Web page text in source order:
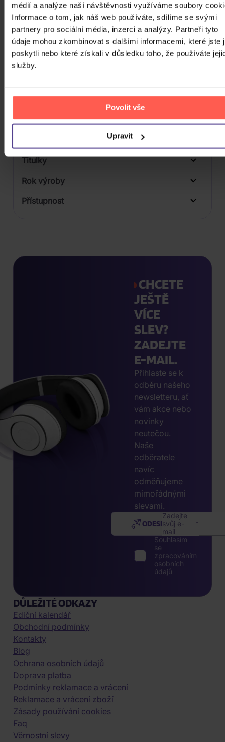
médií a analýze naší návštěvnosti využíváme soubory
Informace o tom, jak náš web používáte, sdílíme se svými
partnery pro sociální média, inzerci a analýzy. Partneři tyto
údaje mohou zkombinovat s dalšími informacemi, které jste
poskytli nebo které získali v důsledku toho, že používáte
služby.
Povolit vše
Upravit
1
Počet BD
Počet vinyl
Počet KiT
Počet Platform Album
Titulky
Rok výroby
Přístupnost
CHCETE
JEŠTĚ
VÍCE
SLEV?
ZADEJTE
E-MAIL.
Přihlaste se k
odběru našeho
newsletteru, ať
vám akce nebo
novinky
neutečou.
Naše
odběratele
navíc
odměňujeme
mimořádnými
slevami.
Zadejte
svůj e-
mail
ODESLAT
Souhlasím
se
zpracováním
osobních
údajů
DŮLEŽITÉ ODKAZY
Ediční kalendář
Obchodní podmínky
Kontakty
Blog
Ochrana osobních údajů
Doprava platba
Podmínky reklamace a vrácení
Reklamace a vrácení zboží
Zásady používání cookies
Faq
Věrnostní slevy